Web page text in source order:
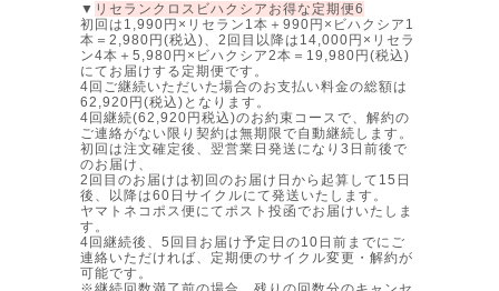
▼ リセランクロスビハクシアお得な定期便6
初回は1,990円×リセラン1本＋990円×ビハクシア1
本＝2,980円(税込)、2回目以降は14,000円×リセラ
ン4本＋5,980円×ビハクシア2本＝19,980円(税込)
にてお届けする定期便です。
4回ご継続いただいた場合のお支払い料金の総額は
62,920円(税込)となります。
4回継続(62,920円税込)のお約束コースで、解約の
ご連絡がない限り契約は無期限で自動継続します。
初回は注文確定後、翌営業日発送になり3日前後で
のお届け、
2回目のお届けは初回のお届け日から起算して15日
後、以降は60日サイクルにて発送いたします。
ヤマトネコポス便にてポスト投函でお届けいたしま
す。
4回継続後、5回目お届け予定日の10日前までにご
連絡いただければ、定期便のサイクル変更・解約が
可能です。